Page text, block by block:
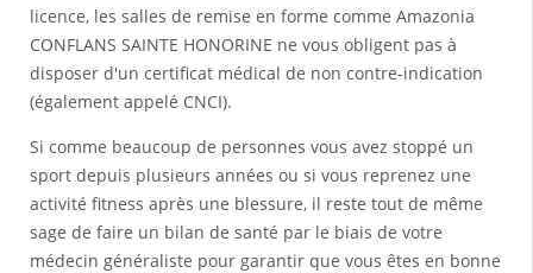
licence, les salles de remise en forme comme Amazonia
CONFLANS SAINTE HONORINE ne vous obligent pas à
disposer d'un certificat médical de non contre-indication
(également appelé CNCI).
Si comme beaucoup de personnes vous avez stoppé un
sport depuis plusieurs années ou si vous reprenez une
activité fitness après une blessure, il reste tout de même
sage de faire un bilan de santé par le biais de votre
médecin généraliste pour garantir que vous êtes en bonne